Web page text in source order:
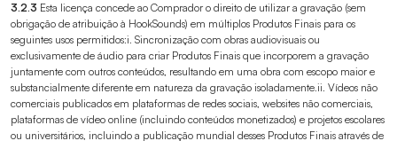
3.2.3 Esta licença concede ao Comprador o direito de utilizar a gravação (sem
obrigação de atribuição à HookSounds) em múltiplos Produtos Finais para os
seguintes usos permitidos:i. Sincronização com obras audiovisuais ou
exclusivamente de áudio para criar Produtos Finais que incorporem a gravação
juntamente com outros conteúdos, resultando em uma obra com escopo maior e
substancialmente diferente em natureza da gravação isoladamente.ii. Vídeos não
comerciais publicados em plataformas de redes sociais, websites não comerciais,
plataformas de vídeo online (incluindo conteúdos monetizados) e projetos escolares
ou universitários, incluindo a publicação mundial desses Produtos Finais através de